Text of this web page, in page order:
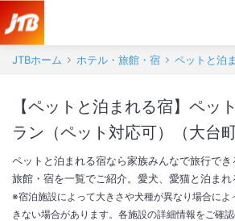
JTBホーム ホテル・旅館・宿 ペットと泊
【ペットと泊まれる宿】ペッ
ラン（ペット対応可）（大台
ペットと泊まれる宿なら家族みんなで旅行でき
旅館・宿を一覧でご紹介。愛犬、愛猫と泊まれ
※宿泊施設によって大きさや犬種が異なり場合に
きない場合があります。各施設の詳細情報をご確